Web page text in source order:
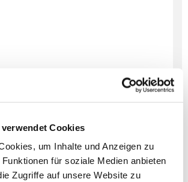
Cookies
um Inhalte und Anzeigen zu
für soziale Medien anbieten
Zugriffe auf unsere Website zu